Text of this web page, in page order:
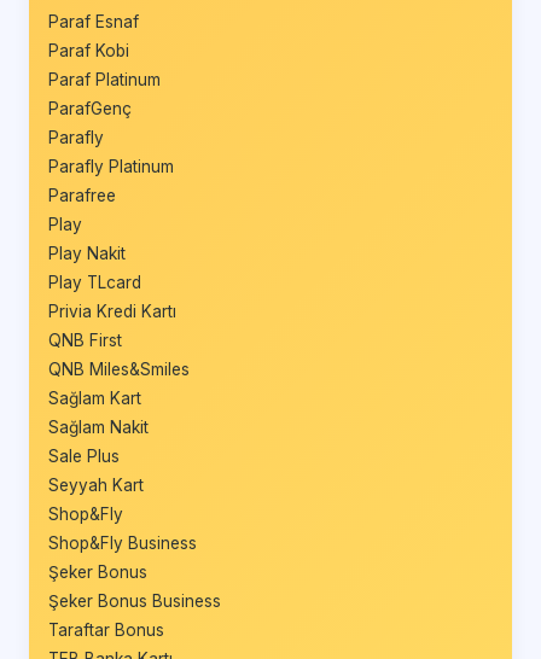
Paraf Esnaf
Paraf Kobi
Paraf Platinum
ParafGenç
Parafly
Parafly Platinum
Parafree
Play
Play Nakit
Play TLcard
Privia Kredi Kartı
QNB First
QNB Miles&Smiles
Sağlam Kart
Sağlam Nakit
Sale Plus
Seyyah Kart
Shop&Fly
Shop&Fly Business
Şeker Bonus
Şeker Bonus Business
Taraftar Bonus